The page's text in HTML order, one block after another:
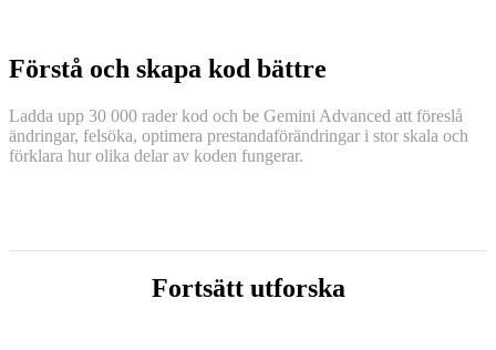
Förstå och skapa kod bättre
Ladda upp 30 000 rader kod och be Gemini Advanced att föreslå
ändringar, felsöka, optimera prestandaförändringar i stor skala och
förklara hur olika delar av koden fungerar.
Fortsätt utforska